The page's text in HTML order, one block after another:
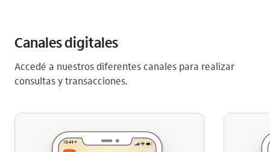
Canales digitales
Accedé a nuestros diferentes canales para realizar
consultas y transacciones.